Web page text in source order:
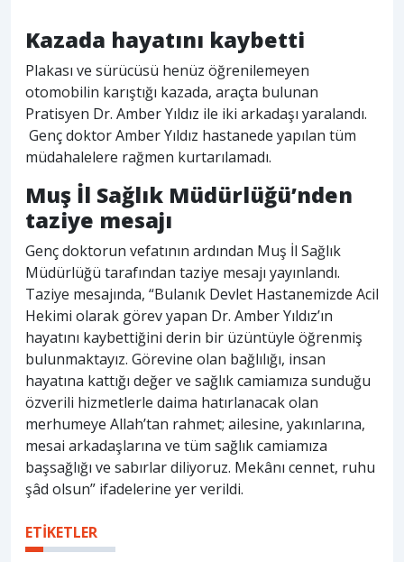
Kazada hayatını kaybetti
Plakası ve sürücüsü henüz öğrenilemeyen
otomobilin karıştığı kazada, araçta bulunan
Pratisyen Dr. Amber Yıldız ile iki arkadaşı yaralandı.
Genç doktor Amber Yıldız hastanede yapılan tüm
müdahalelere rağmen kurtarılamadı.
Muş İl Sağlık Müdürlüğü’nden
taziye mesajı
Genç doktorun vefatının ardından Muş İl Sağlık
Müdürlüğü tarafından taziye mesajı yayınlandı.
Taziye mesajında, “Bulanık Devlet Hastanemizde Acil
Hekimi olarak görev yapan Dr. Amber Yıldız’ın
hayatını kaybettiğini derin bir üzüntüyle öğrenmiş
bulunmaktayız. Görevine olan bağlılığı, insan
hayatına kattığı değer ve sağlık camiamıza sunduğu
özverili hizmetlerle daima hatırlanacak olan
merhumeye Allah’tan rahmet; ailesine, yakınlarına,
mesai arkadaşlarına ve tüm sağlık camiamıza
başsağlığı ve sabırlar diliyoruz. Mekânı cennet, ruhu
şâd olsun” ifadelerine yer verildi.
ETİKETLER